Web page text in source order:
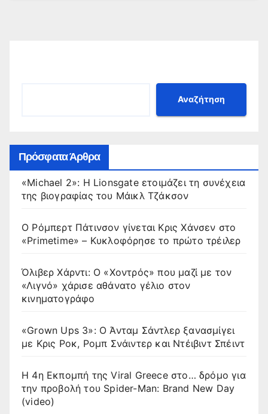
Αναζήτηση
Πρόσφατα Άρθρα
«Michael 2»: Η Lionsgate ετοιμάζει τη συνέχεια
της βιογραφίας του Μάικλ Τζάκσον
Ο Ρόμπερτ Πάτινσον γίνεται Κρις Χάνσεν στο
«Primetime» – Κυκλοφόρησε το πρώτο τρέιλερ
Όλιβερ Χάρντι: Ο «Χοντρός» που μαζί με τον
«Λιγνό» χάρισε αθάνατο γέλιο στον
κινηματογράφο
«Grown Ups 3»: Ο Άνταμ Σάντλερ ξανασμίγει
με Κρις Ροκ, Ρομπ Σνάιντερ και Ντέιβιντ Σπέιντ
Η 4η Εκπομπή της Viral Greece στο… δρόμο για
την προβολή του Spider-Man: Brand New Day
(video)